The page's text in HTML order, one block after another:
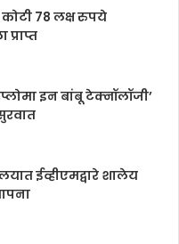
78 लक्ष रुपये
इन बांबू टेक्नॉलॉजी’
ईव्हीएमद्वारे शालेय